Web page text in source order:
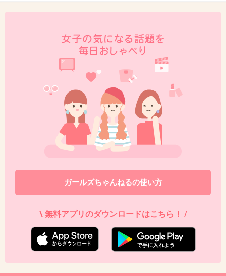
ない様にしてる。
+6
2019/04/04(木) 19:29:11
「そうなんだ」「たいへんだね」くらいかな。
家族と地元を悪く言っていいのは本人だけたから、愚痴に
共感するくらいにとどめてる。
いきすぎた内容でもない限り愚痴に対してはそんなこと言
われたら嫌だよね、とか、酷い言い方だよね！くらいが好
まれると思う
ガールズちゃんねるの使い方
\ 無料アプリのダウンロードはこちら！ /